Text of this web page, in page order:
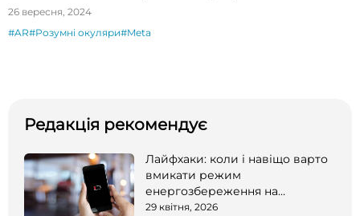
26 вересня, 2024
#AR#Розумні окуляри#Meta
Редакція рекомендує
Лайфхаки: коли і навіщо варто
вмикати режим
енергозбереження на
смартфоні
29 квітня, 2026